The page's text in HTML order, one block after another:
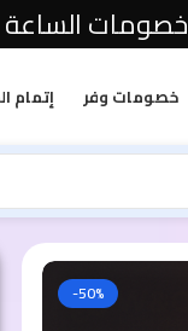
خصومات وفر إتمام
-50%
خصومات الساعة